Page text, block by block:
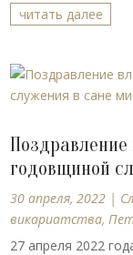
читать далее
годовщиной
30 апреля, 2022 |
викариатства,
27 апреля 2022